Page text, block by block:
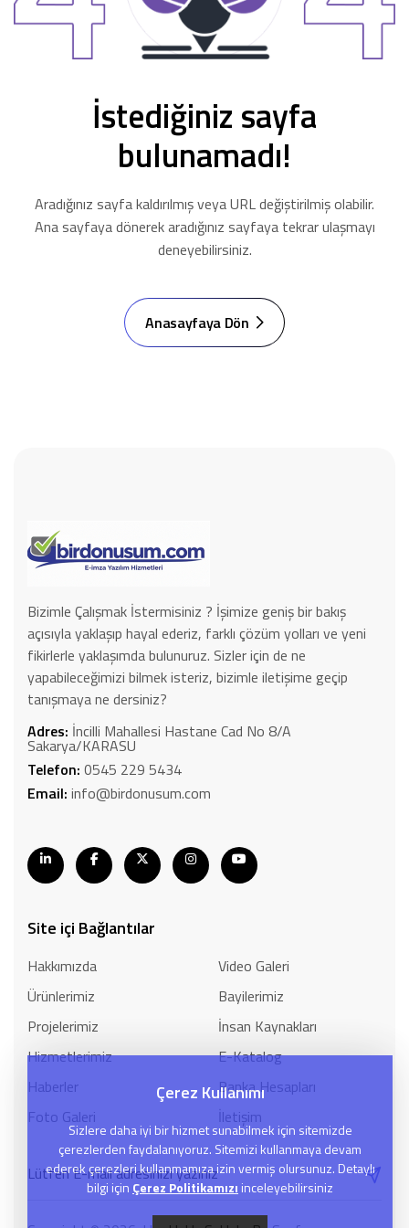
İstediğiniz sayfa
bulunamadı!
Aradığınız sayfa kaldırılmış veya URL değiştirilmiş olabilir.
Ana sayfaya dönerek aradığınız sayfaya tekrar ulaşmayı
deneyebilirsiniz.
Anasayfaya Dön
Bizimle Çalışmak İstermisiniz ? İşimize geniş bir bakış
açısıyla yaklaşıp hayal ederiz, farklı çözüm yolları ve yeni
fikirlerle yaklaşımda bulunuruz. Sizler için de ne
yapabileceğimizi bilmek isteriz, bizimle iletişime geçip
tanışmaya ne dersiniz?
Adres: İncilli Mahallesi Hastane Cad No 8/A
Sakarya/KARASU
Telefon: 0545 229 5434
Email: info@birdonusum.com
Site içi Bağlantılar
Hakkımızda
Ürünlerimiz
Projelerimiz
Hizmetlerimiz
Haberler
Foto Galeri
Video Galeri
Bayilerimiz
İnsan Kaynakları
E-Katalog
Banka Hesapları
İletişim
Çerez Kullanımı
Sizlere daha iyi bir hizmet sunabilmek için sitemizde
çerezlerden faydalanıyoruz. Sitemizi kullanmaya devam
ederek çerezleri kullanmamıza izin vermiş olursunuz. Detaylı
bilgi için Çerez Politikamızı inceleyebilirsiniz